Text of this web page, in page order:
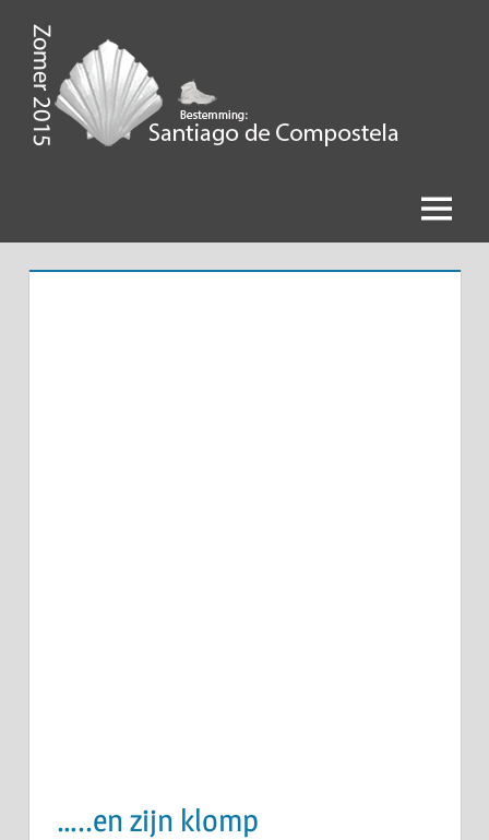
naar
inhoudZomer
2015,
Santiago
Menu
…..en zijn klomp